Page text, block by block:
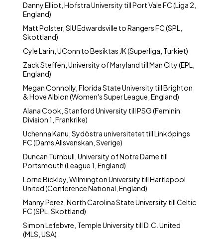
Danny Elliot, Hofstra University till Port Vale FC (Liga 2,
England)
Matt Polster, SIU Edwardsville to Rangers FC (SPL,
Skottland)
Cyle Larin, UConn to Besiktas JK (Superliga, Turkiet)
Zack Steffen, University of Maryland till Man City (EPL,
England)
Megan Connolly, Florida State University till Brighton
& Hove Albion (Women's Super League, England)
Alana Cook, Stanford University till PSG (Feminin
Division 1, Frankrike)
Uchenna Kanu, Sydöstra universitetet till Linköpings
FC (Dams Allsvenskan, Sverige)
Duncan Turnbull, University of Notre Dame till
Portsmouth (League 1, England)
Lorne Bickley, Wilmington University till Hartlepool
United (Conference National, England)
Manny Perez, North Carolina State University till Celtic
FC (SPL, Skottland)
Simon Lefebvre, Temple University till D.C. United
(MLS, USA)